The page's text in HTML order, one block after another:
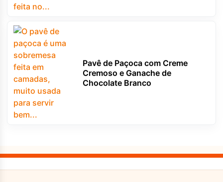
Pavê de Paçoca com Creme
Cremoso e Ganache de
Chocolate Branco